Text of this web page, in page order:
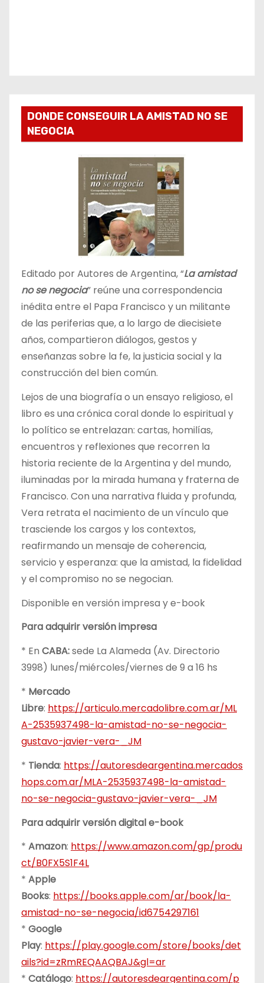
DONDE CONSEGUIR LA AMISTAD NO SE
NEGOCIA
Editado por Autores de Argentina, “La amistad
no se negocia” reúne una correspondencia
inédita entre el Papa Francisco y un militante
de las periferias que, a lo largo de diecisiete
años, compartieron diálogos, gestos y
enseñanzas sobre la fe, la justicia social y la
construcción del bien común.
Lejos de una biografía o un ensayo religioso, el
libro es una crónica coral donde lo espiritual y
lo político se entrelazan: cartas, homilías,
encuentros y reflexiones que recorren la
historia reciente de la Argentina y del mundo,
iluminadas por la mirada humana y fraterna de
Francisco. Con una narrativa fluida y profunda,
Vera retrata el nacimiento de un vínculo que
trasciende los cargos y los contextos,
reafirmando un mensaje de coherencia,
servicio y esperanza: que la amistad, la fidelidad
y el compromiso no se negocian.
Disponible en versión impresa y e-book
Para adquirir versión impresa
* En CABA:sede La Alameda (Av. Directorio
3998) lunes/miércoles/viernes de 9 a 16 hs
* Mercado
Libre: https://articulo.mercadolibre.com.ar/ML
A-2535937498-la-amistad-no-se-negocia-
gustavo-javier-vera-_JM
* Tienda: https://autoresdeargentina.mercados
hops.com.ar/MLA-2535937498-la-amistad-
no-se-negocia-gustavo-javier-vera-_JM
Para adquirir versión digital e-book
* Amazon: https://www.amazon.com/gp/produ
ct/B0FX5S1F4L
* Apple
Books: https://books.apple.com/ar/book/la-
amistad-no-se-negocia/id6754297161
* Google
Play: https://play.google.com/store/books/det
ails?id=zRmREQAAQBAJ&gl=ar
* Catálogo: https://autoresdeargentina.com/p